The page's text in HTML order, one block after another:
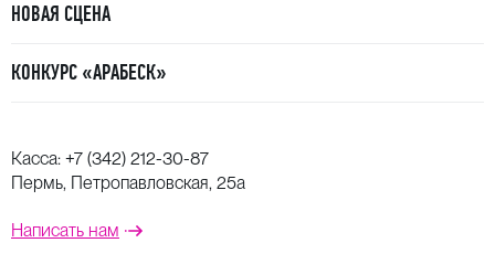
НОВАЯ СЦЕНА
КОНКУРС «АРАБЕСК»
Касса: +7 (342) 212-30-87
Пермь, Петропавловская, 25а
Написать нам